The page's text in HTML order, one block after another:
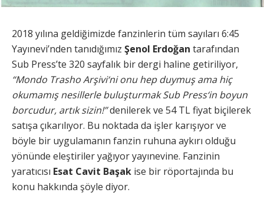
2018 yılına geldiğimizde fanzinlerin tüm sayıları 6:45
Yayınevi’nden tanıdığımız Şenol Erdoğan tarafından
Sub Press’te 320 sayfalık bir dergi haline getiriliyor,
“Mondo Trasho Arşivi‘ni onu hep duymuş ama hiç
okumamış nesillerle buluşturmak Sub Press‘in boyun
borcudur, artık sizin!”denilerek ve 54 TL fiyat biçilerek
satışa çıkarılıyor. Bu noktada da işler karışıyor ve
böyle bir uygulamanın fanzin ruhuna aykırı olduğu
yönünde eleştiriler yağıyor yayınevine. Fanzinin
yaratıcısı Esat Cavit Başak ise bir röportajında bu
konu hakkında şöyle diyor.